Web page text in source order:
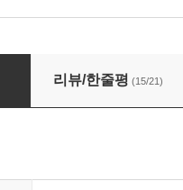
리뷰/한줄평 (15/21)